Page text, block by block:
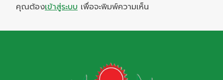
คุณต้องเข้าสู่ระบบ เพื่อจะพิมพ์ความเห็น